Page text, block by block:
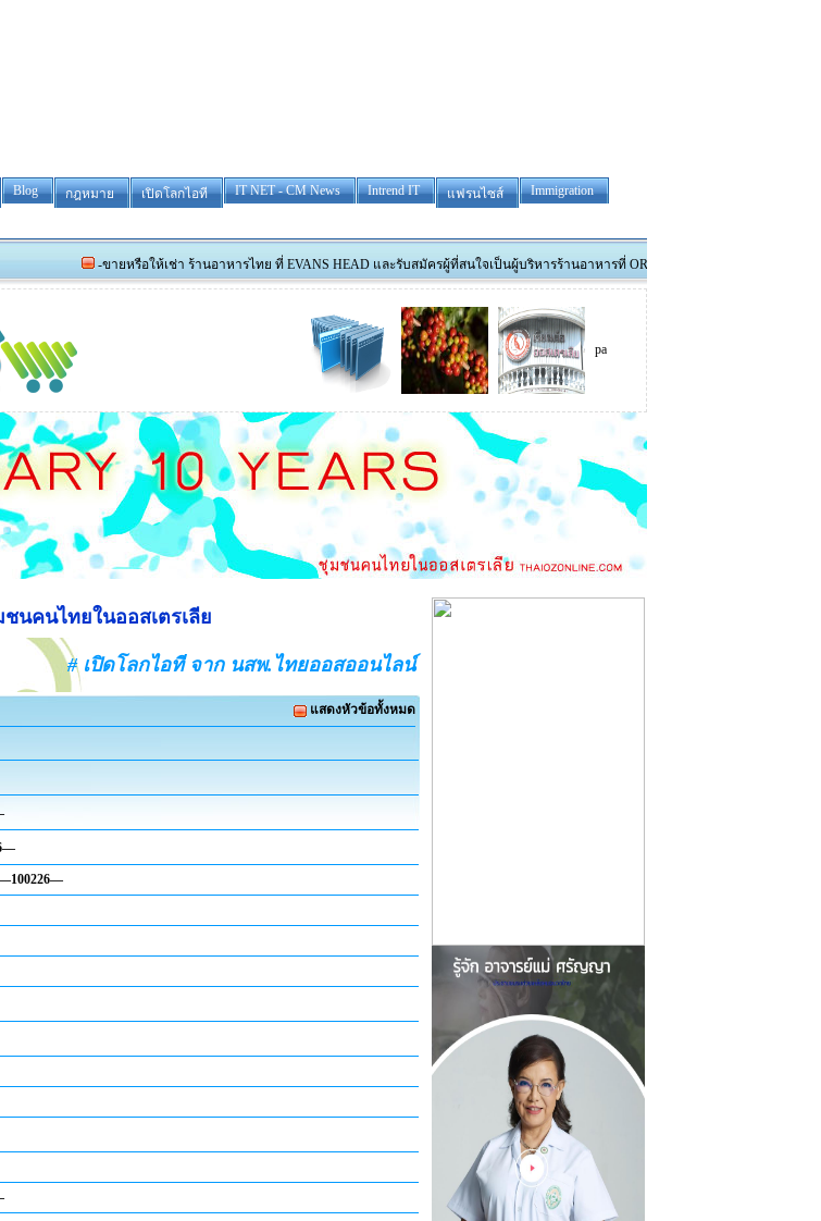
Blog กฎหมาย เปิดโลกไอที IT NET - CM News Intrend IT แฟรนไซส์ Immigration
-ขายหรือให้เช่า ร้านอาหารไทย ที่ EVANS HEAD และรับสมัครผู้ที่สนใจเป็นผู้บริหารร้านอาหารที่ ORANGE และรับสมัครพนักงานทำงาน
park madison
นคนไทยในออสเตรเลีย
# เปิดโลกไอที จาก นสพ.ไทยออสออนไลน์
แสดงหัวข้อทั้งหมด
—100226—